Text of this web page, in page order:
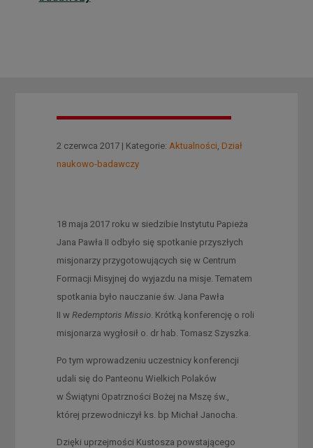
2 czerwca 2017 | Kategorie: Aktualności Dział
naukowo-badawczy
18 maja 2017 roku w siedzibie Instytutu Papieża
Jana Pawła II odbyło się spotkanie przyszłych
misjonarzy przygotowujących się w Centrum
Formacji Misyjnej do wyjazdu na misje. Tematem
spotkania było nauczanie św. Jana Pawła
II w Redemptoris Missio. Krótką konferencję o roli
misjonarza wygłosił o. dr hab. Tomasz Szyszka.
Po tym wprowadzeniu uczestnicy konferencji
udali się do Panteonu Wielkich Polaków
w Świątyni Opatrzności Bożej na Mszę św.,
której przewodniczył ks. bp Michał Janocha.
Dzięki uprzejmości Kustosza powstającego